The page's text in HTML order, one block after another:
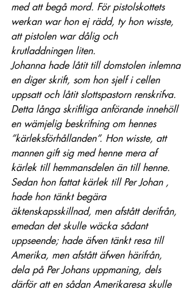
med att begå mord. För pistolskottets
werkan war hon ej rädd, ty hon wisste,
att pistolen war dålig och
krutladdningen liten.
Johanna hade låtit till domstolen inlemna
en diger skrift, som hon sjelf i cellen
uppsatt och låtit slottspastorn renskrifva.
Detta långa skriftliga anförande innehöll
en wämjelig beskrifning om hennes
”kärleksförhållanden”. Hon wisste, att
mannen gift sig med henne mera af
kärlek till hemmansdelen än till henne.
Sedan hon fattat kärlek till Per Johan ,
hade hon tänkt begära
äktenskapsskillnad, men afstått derifrån,
emedan det skulle wäcka sådant
uppseende; hade äfven tänkt resa till
Amerika, men afstått äfwen härifrån,
dela på Per Johans uppmaning, dels
därför att en sådan Amerikaresa skulle